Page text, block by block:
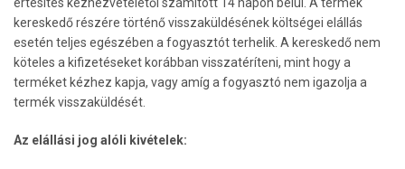
kereskedő részére történő visszaküldésének költségei elállás
esetén teljes egészében a fogyasztót terhelik. A kereskedő nem
köteles a kifizetéseket korábban visszatéríteni, mint hogy a
terméket kézhez kapja, vagy amíg a fogyasztó nem igazolja a
termék visszaküldését.
Az elállási jog alóli kivételek: